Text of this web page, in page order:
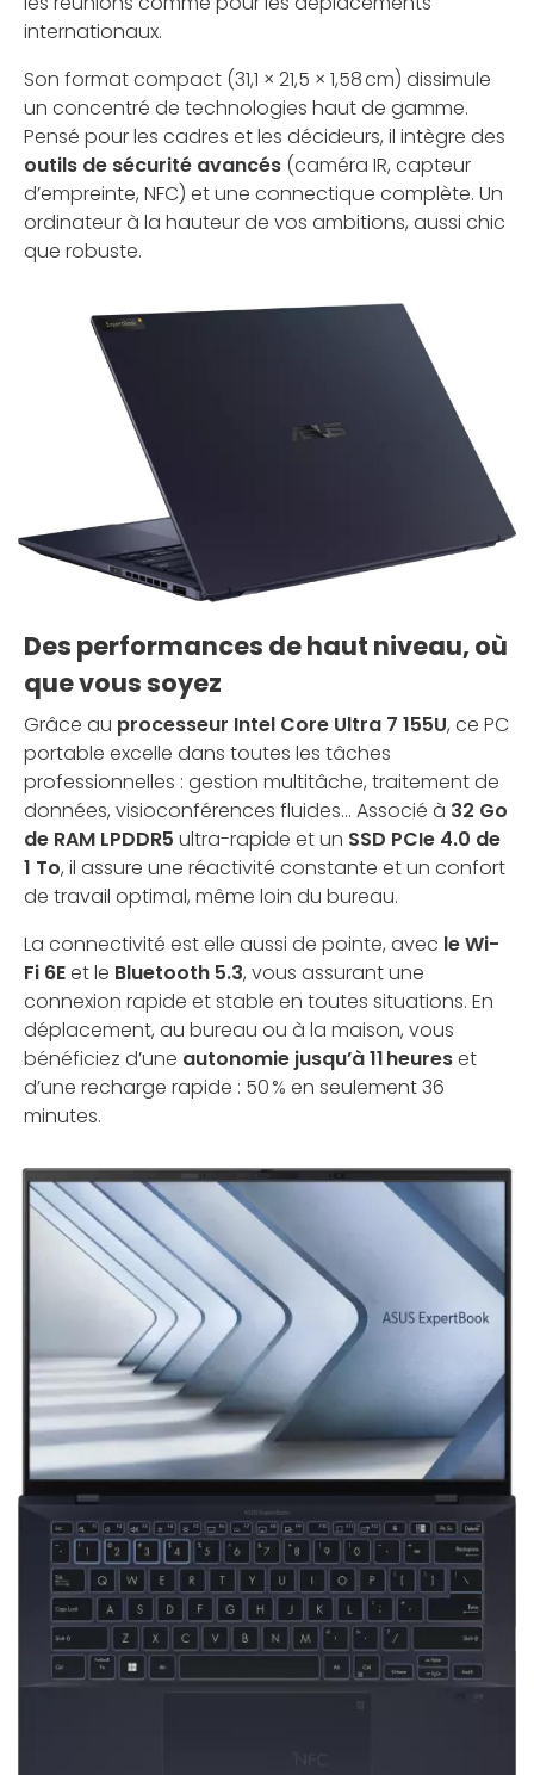
internationaux.
Son format compact (31,1 × 21,5 × 1,58 cm) dissimule
un concentré de technologies haut de gamme.
Pensé pour les cadres et les décideurs, il intègre des
outils de sécurité avancés (caméra IR, capteur
d’empreinte, NFC) et une connectique complète. Un
ordinateur à la hauteur de vos ambitions, aussi chic
que robuste.
Des performances de haut niveau, où
que vous soyez
Grâce au processeur Intel Core Ultra 7 155U, ce PC
portable excelle dans toutes les tâches
professionnelles : gestion multitâche, traitement de
données, visioconférences fluides… Associé à 32 Go
de RAM LPDDR5 ultra-rapide et un SSD PCIe 4.0 de
1 To, il assure une réactivité constante et un confort
de travail optimal, même loin du bureau.
La connectivité est elle aussi de pointe, avec le Wi-
Fi 6Eet le Bluetooth 5.3, vous assurant une
connexion rapide et stable en toutes situations. En
déplacement, au bureau ou à la maison, vous
bénéficiez d’une autonomie jusqu’à 11 heureset
d’une recharge rapide : 50 % en seulement 36
minutes.